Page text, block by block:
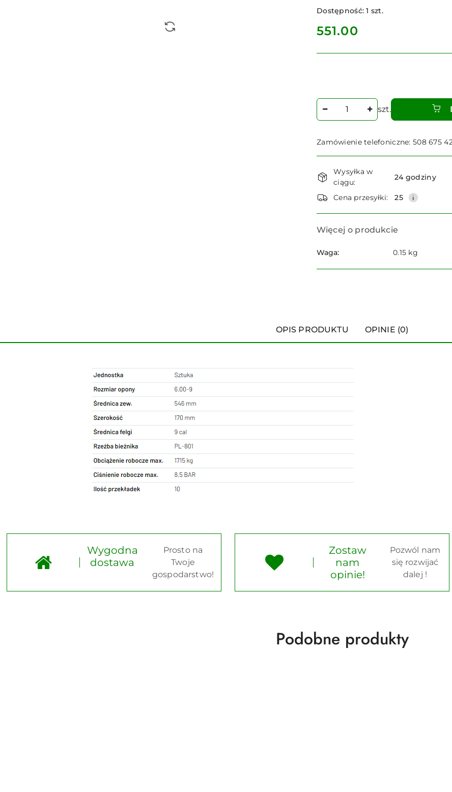
Dostępność:1 szt.
cena:
551.00
Ilość
szt.
Zamówienie telefoniczne: 508 675
Dostępność
i
dostawa
Wysyłka w
ciągu:
24 godziny
Cena przesyłki: 25
Więcej o produkcie
Waga: 0.15 kg
OPIS PRODUKTU OPINIE (0)
Wygodna
dostawa
Prosto na
Twoje
gospodarstwo!
Zostaw
nam
opinie!
Pozwól nam
się rozwijać
dalej !
Produkty
Podobne produkty